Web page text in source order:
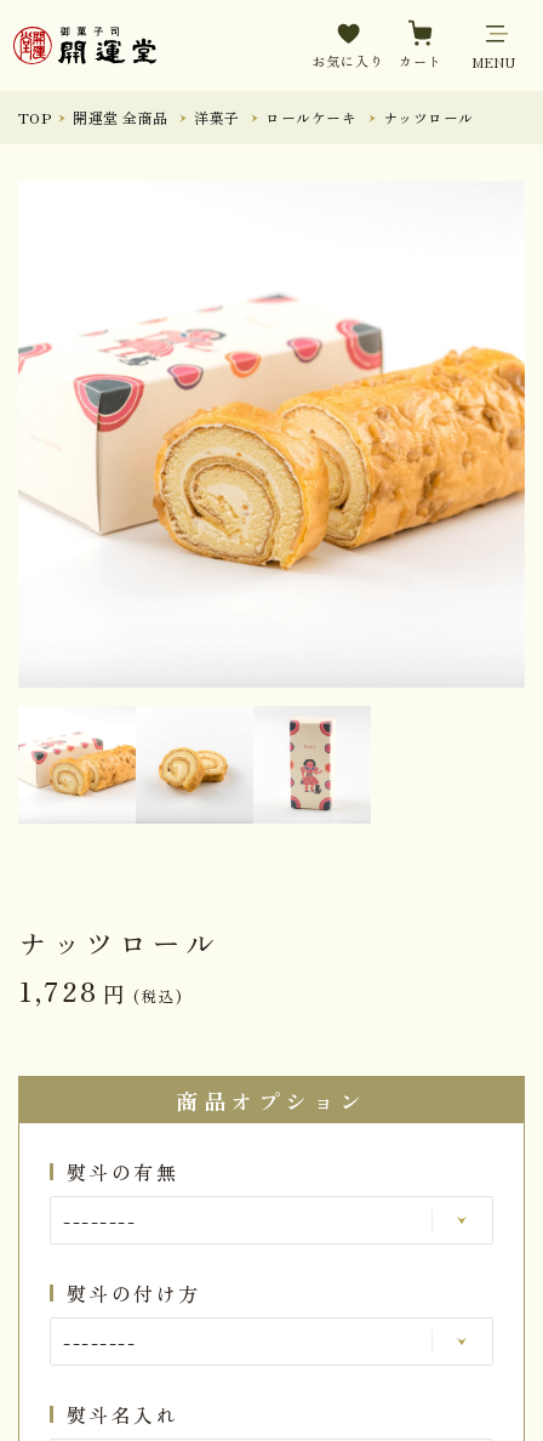
お気に入り カート MENU
TOP 開運堂 全商品 洋菓子 ロールケーキ ナッツロール
ナッツロール
1,728 円 (税込)
商品オプション
熨斗の有無
熨斗の付け方
熨斗名入れ